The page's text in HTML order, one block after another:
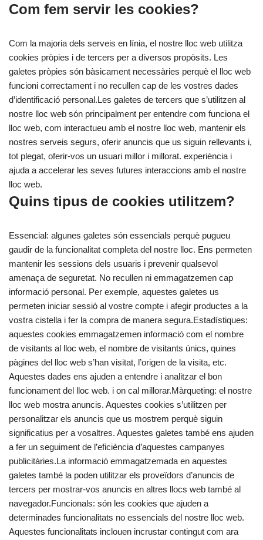
Com fem servir les cookies?
Com la majoria dels serveis en línia, el nostre lloc web utilitza
cookies pròpies i de tercers per a diversos propòsits. Les
galetes pròpies són bàsicament necessàries perquè el lloc web
funcioni correctament i no recullen cap de les vostres dades
d’identificació personal.Les galetes de tercers que s’utilitzen al
nostre lloc web són principalment per entendre com funciona el
lloc web, com interactueu amb el nostre lloc web, mantenir els
nostres serveis segurs, oferir anuncis que us siguin rellevants i,
tot plegat, oferir-vos un usuari millor i millorat. experiència i
ajuda a accelerar les seves futures interaccions amb el nostre
lloc web.
Quins tipus de cookies utilitzem?
Essencial: algunes galetes són essencials perquè pugueu
gaudir de la funcionalitat completa del nostre lloc. Ens permeten
mantenir les sessions dels usuaris i prevenir qualsevol
amenaça de seguretat. No recullen ni emmagatzemen cap
informació personal. Per exemple, aquestes galetes us
permeten iniciar sessió al vostre compte i afegir productes a la
vostra cistella i fer la compra de manera segura.Estadístiques:
aquestes cookies emmagatzemen informació com el nombre
de visitants al lloc web, el nombre de visitants únics, quines
pàgines del lloc web s’han visitat, l’origen de la visita, etc.
Aquestes dades ens ajuden a entendre i analitzar el bon
funcionament del lloc web. i on cal millorar.Màrqueting: el nostre
lloc web mostra anuncis. Aquestes cookies s’utilitzen per
personalitzar els anuncis que us mostrem perquè siguin
significatius per a vosaltres. Aquestes galetes també ens ajuden
a fer un seguiment de l’eficiència d’aquestes campanyes
publicitàries.La informació emmagatzemada en aquestes
galetes també la poden utilitzar els proveïdors d’anuncis de
tercers per mostrar-vos anuncis en altres llocs web també al
navegador.Funcionals: són les cookies que ajuden a
determinades funcionalitats no essencials del nostre lloc web.
Aquestes funcionalitats inclouen incrustar contingut com ara